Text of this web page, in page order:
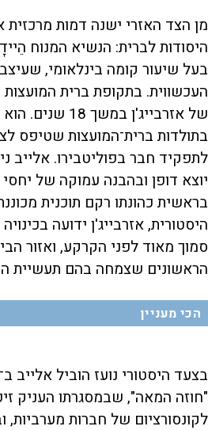
מן הצד האזרי ישנה דמות
היסודות לברית: הנשיא המנוח
בעל שיעור קומה בינלאומי,
העכשווית. בתקופת ברית
של אזרבייג'ן
בתולדות ברית־המועצות שטיפס
לתפקיד חבר בפוליטבירו. אלייב
יוצא דופן ובהבנה עמוקה של
בראשית כהונתו רקם תוכנית
היסטורית, אזרבייג'ן ידועה
סמוך מאוד לפני הקרקע, ואזור
הראשונים שצמחה בהם תעשיית
הכי מעניין
"חוזה המאה", שבמסגרתו העניק
לקונסורציום של חברות מערביות,